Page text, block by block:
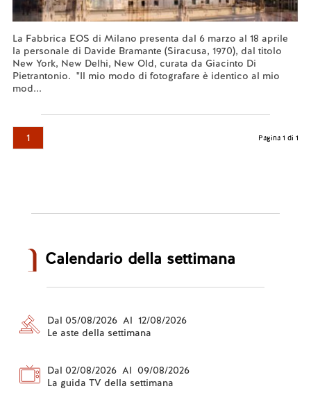
La Fabbrica EOS di Milano presenta dal 6 marzo al 18 aprile
la personale di Davide Bramante (Siracusa, 1970), dal titolo
New York, New Delhi, New Old, curata da Giacinto Di
Pietrantonio. "Il mio modo di fotografare è identico al mio
mod...
1 Pagina 1 di 1
Calendario della settimana
Dal 05/08/2026 Al 12/08/2026
Le aste della settimana
Dal 02/08/2026 Al 09/08/2026
La guida TV della settimana